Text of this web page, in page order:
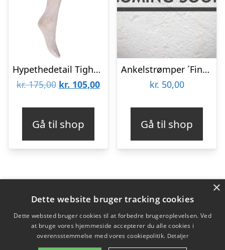
Hypethedetail Tight Flower 30d
kr.175,00 Den
var:
kr. 175,00.
kr. 105,00Den
kr. 105,00.
Gå til shop
Ankelstrømper ´Fine knit´ | Bomuld | Blå
kr. 50,00
Gå til shop
Varekategorier
Produkter
×
Dette website bruger tracking cookies
Dette websted bruger cookies til at forbedre brugeroplevelsen. Ved
at bruge vores hjemmeside accepterer du alle cookies i
overensstemmelse med vores cookiepolitik. Detaljer